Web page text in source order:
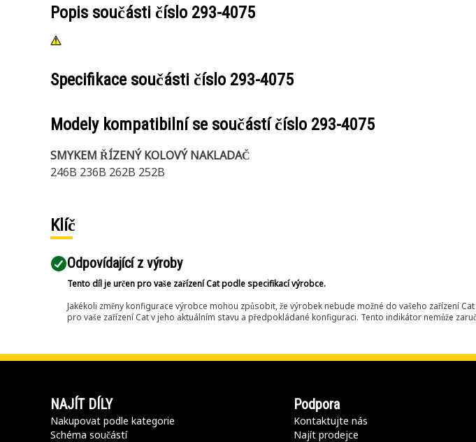
Popis součásti číslo 293-4075
Specifikace součásti číslo 293-4075
Modely kompatibilní se součástí číslo 293-4075
SMYKEM ŘÍZENÝ KOLOVÝ NAKLADAČ
246B 236B 262B 252B
Klíč
Odpovídající z výroby
Tento díl je určen pro vaše zařízení Cat podle specifikací výrobce.
Jakékoli změny konfigurace výrobce mohou způsobit, že výrobek nebude možné do vašeho zařízení
pro vaše zařízení Cat v jeho aktuálním stavu a předpokládané konfiguraci. Tento indikátor nemůže
NAJÍT DÍLY
Nakupovat podle kategorie
Schéma součástí
Podpora
Kontaktujte nás
Najít prodejce